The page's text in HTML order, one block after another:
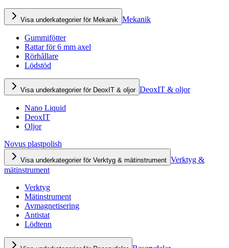
Visa underkategorier för Mekanik Mekanik
Gummifötter
Rattar för 6 mm axel
Rörhållare
Lödstöd
Visa underkategorier för DeoxIT & oljor DeoxIT & oljor
Nano Liquid
DeoxIT
Oljor
Novus plastpolish
Visa underkategorier för Verktyg & mätinstrument Verktyg &
mätinstrument
Verktyg
Mätinstrument
Avmagnetisering
Antistat
Lödtenn